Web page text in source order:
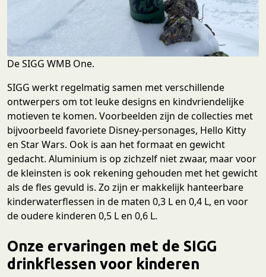
De SIGG WMB One.
SIGG werkt regelmatig samen met verschillende
ontwerpers om tot leuke designs en kindvriendelijke
motieven te komen. Voorbeelden zijn de collecties met
bijvoorbeeld favoriete Disney-personages, Hello Kitty
en Star Wars. Ook is aan het formaat en gewicht
gedacht. Aluminium is op zichzelf niet zwaar, maar voor
de kleinsten is ook rekening gehouden met het gewicht
als de fles gevuld is. Zo zijn er makkelijk hanteerbare
kinderwaterflessen in de maten 0,3 L en 0,4 L, en voor
de oudere kinderen 0,5 L en 0,6 L.
Onze ervaringen met de SIGG
drinkflessen voor kinderen